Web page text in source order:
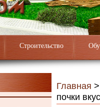
Строительство
Главная >
почки